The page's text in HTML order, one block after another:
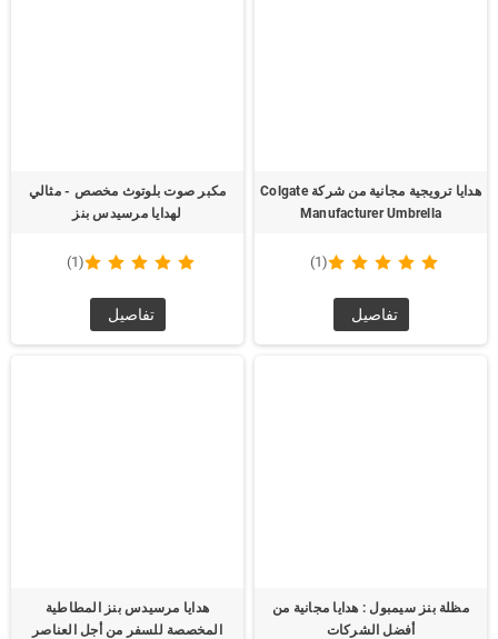
هدايا ترويجية مجانية من شركة Colgate
Manufacturer Umbrella
(1)
تفاصيل
مكبر صوت بلوتوث مخصص - مثالي
لهدايا مرسيدس بنز
(1)
تفاصيل
مظلة بنز سيمبول : هدايا مجانية من
أفضل الشركات
هدايا مرسيدس بنز المطاطية
المخصصة للسفر من أجل العناصر